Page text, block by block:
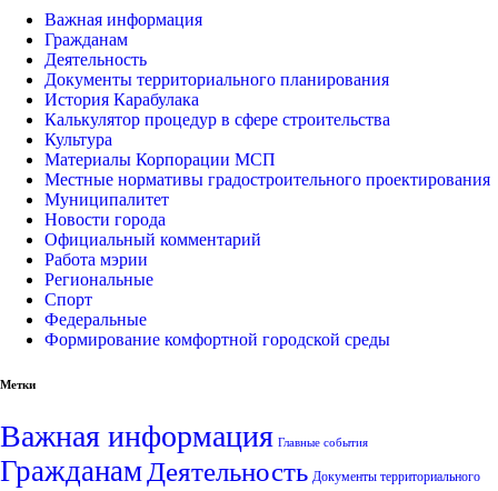
Важная информация
Гражданам
Деятельность
Документы территориального планирования
История Карабулака
Калькулятор процедур в сфере строительства
Культура
Материалы Корпорации МСП
Местные нормативы градостроительного проектирования
Муниципалитет
Новости города
Официальный комментарий
Работа мэрии
Региональные
Спорт
Федеральные
Формирование комфортной городской среды
Метки
Важная информация Главные события
Гражданам Деятельность Документы территориального